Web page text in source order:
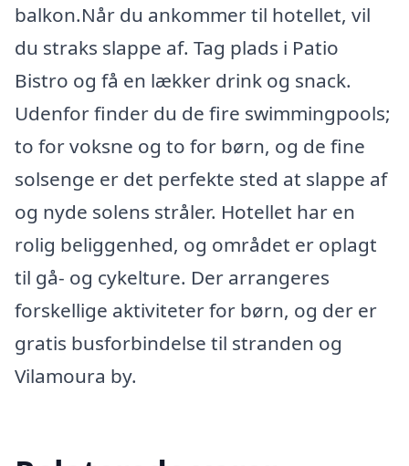
balkon.Når du ankommer til hotellet, vil
du straks slappe af. Tag plads i Patio
Bistro og få en lækker drink og snack.
Udenfor finder du de fire swimmingpools;
to for voksne og to for børn, og de fine
solsenge er det perfekte sted at slappe af
og nyde solens stråler. Hotellet har en
rolig beliggenhed, og området er oplagt
til gå- og cykelture. Der arrangeres
forskellige aktiviteter for børn, og der er
gratis busforbindelse til stranden og
Vilamoura by.